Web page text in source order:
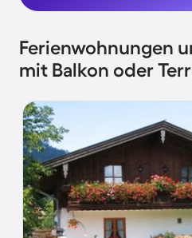
Ferienwohnungen
mit Balkon oder